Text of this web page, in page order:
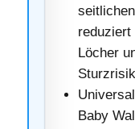
Löcher
Baby